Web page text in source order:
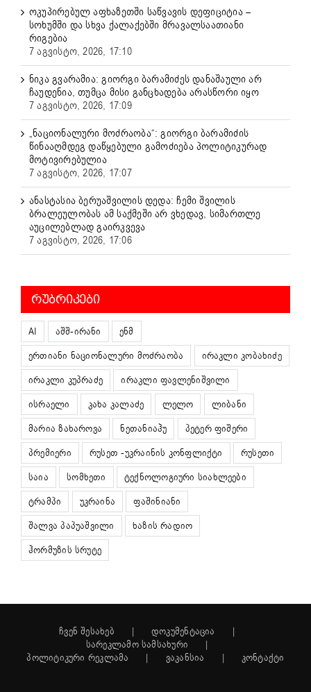
ოკუპირებულ აფხაზეთში საწვავის დეფიციტია –
სოხუმში და სხვა ქალაქებში მრავალსაათიანი
რიგებია
7 აგვისტო, 2026, 17:10
ნიკა გვარამია: გიორგი ბარამიძეს დანაშაული არ
ჩაუდენია, თუმცა მისი განცხადება არასწორი იყო
7 აგვისტო, 2026, 17:09
„ნაციონალური მოძრაობა“: გიორგი ბარამიძის
წინააღმდეგ დაწყებული გამოძიება პოლიტიკურად
მოტივირებულია
7 აგვისტო, 2026, 17:07
ანასტასია ბერუაშვილის დედა: ჩემი შვილის
ბრალეულობას ამ საქმეში არ ვხედავ, სიმართლე
აუცილებლად გაირკვევა
7 აგვისტო, 2026, 17:06
ᲠᲣᲑᲠᲘᲙᲔᲑᲘ
AI აშშ-ირანი
ენმ
ერთიანი ნაციონალური მოძრაობა
ირაკლი კობახიძე
ირაკლი კუპრაძე
ირაკლი ფავლენიშვილი
ისრაელი
კახა კალაძე ლელო
ლიბანი
მარია ზახაროვა
ნეთანიაჰუ
პეტერ ფიშერი
პრემიერი
რუსეთ -უკრაინის კონფლიქტი
რუსეთი
საია
სომხეთი
ტექნოლოგიური სიახლეები
ტრამპი
უკრაინა
ფაშინიანი
შალვა პაპუაშვილი
ხაზის რადიო
ჰორმუზის სრუტე
ჩვენ შესახებ
დოკუმენტაცია
სარეკლამო სამსახური
პოლიტიკური რეკლამა
ვაკანსია კონტაქტი